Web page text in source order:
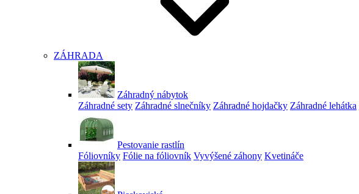
ZÁHRADA
Záhradný nábytok
Záhradné sety Záhradné slnečníky Záhradné hojdačky Záhradné lehátka
Pestovanie rastlín
Fóliovníky Fólie na fóliovník Vyvýšené záhony Kvetináče